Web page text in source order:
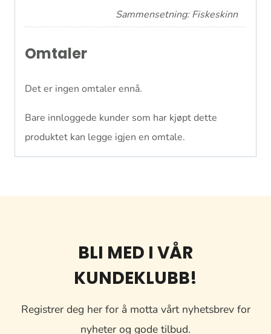
Sammensetning: Fiskeskinn
Omtaler
Det er ingen omtaler ennå.
Bare innloggede kunder som har kjøpt dette
produktet kan legge igjen en omtale.
BLI MED I VÅR
KUNDEKLUBB!
Registrer deg her for å motta vårt nyhetsbrev for
nyheter og gode tilbud.